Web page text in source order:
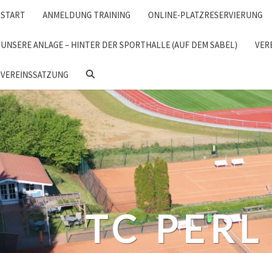
START ANMELDUNG TRAINING ONLINE-PLATZRESERVIERUNG
UNSERE ANLAGE – HINTER DER SPORTHALLE (AUF DEM SABEL)
VEREINSSATZUNG
SEARCH
TC